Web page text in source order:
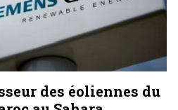
des éoliennes du